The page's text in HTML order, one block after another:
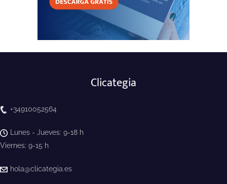
Clicategia
+34910052564
Lunes - Jueves: 9-18 h
Viernes: 9-15 h
hola@clicategia.es